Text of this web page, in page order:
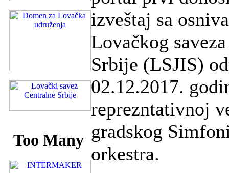
izveštaj sa
Lovačkog
Srbije (LSJIS)
02.12.2017.
reprezntativnoj
gradskog
orkestra.